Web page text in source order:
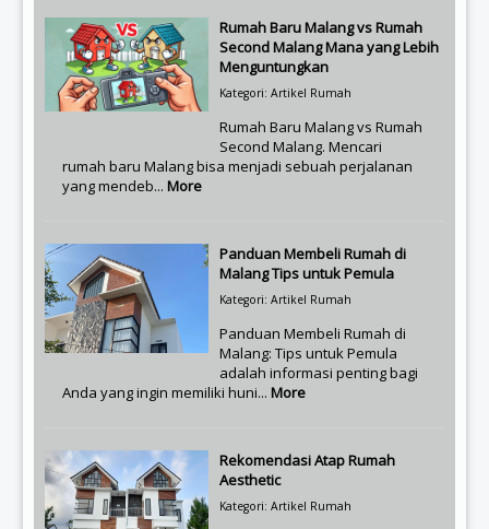
Rumah Baru Malang vs Rumah
Second Malang Mana yang Lebih
Menguntungkan
Kategori: Artikel Rumah
Rumah Baru Malang vs Rumah
Second Malang. Mencari
rumah baru Malang bisa menjadi sebuah perjalanan
yang mendeb... More
Panduan Membeli Rumah di
Malang Tips untuk Pemula
Kategori: Artikel Rumah
Panduan Membeli Rumah di
Malang: Tips untuk Pemula
adalah informasi penting bagi
Anda yang ingin memiliki huni... More
Rekomendasi Atap Rumah
Aesthetic
Kategori: Artikel Rumah